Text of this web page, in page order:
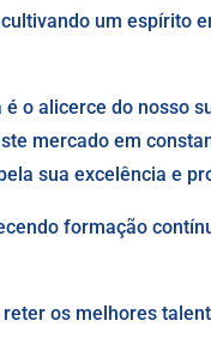
um espírito
o alicerce do nosso
mercado em
sua excelência e
formação
os melhores